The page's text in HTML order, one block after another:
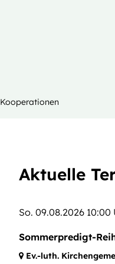
Kooperationen
Aktuelle
So. 09.08.2026 10:00
Sommerpredigt-
Ev.-luth.